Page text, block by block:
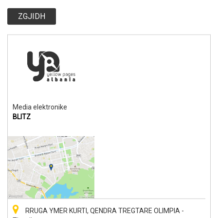
ZGJIDH
Media elektronike
BLITZ
RRUGA YMER KURTI, QENDRA TREGTARE OLIMPIA -